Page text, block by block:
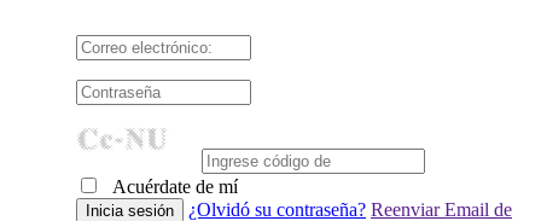
Acuérdate de mí
¿Olvidó su contraseña? Reenviar Email de